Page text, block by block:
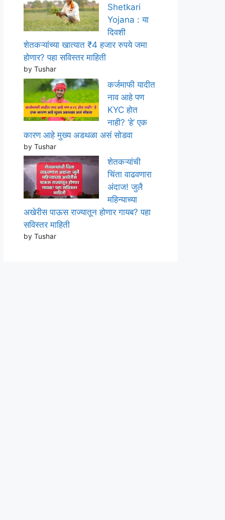
Shetkari
Yojana : या
दिवशी
शेतकऱ्यांच्या खात्यात ₹4 हजार रुपये जमा
होणार? पहा सविस्तर माहिती
by Tushar
कर्जमाफी यादीत
नाव आहे पण
KYC होत
नाही? ‘हे’ एक
कारण आहे मुख्य अडथळा असं सोडवा
by Tushar
शेतकऱ्यांची
चिंता वाढवणारा
अंदाज! जुलै
महिन्याच्या
अखेरीस पाऊस राज्यातून होणार गायब? पहा
सविस्तर माहिती
by Tushar